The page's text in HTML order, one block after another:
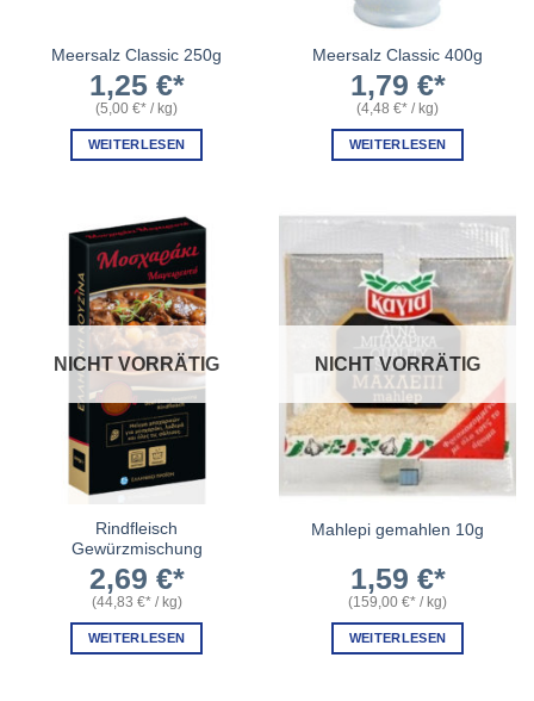
Meersalz Classic 250g
1,25 €
(5,00 € / kg)
WEITERLESEN
Meersalz Classic 400g
1,79 €
(4,48 € / kg)
WEITERLESEN
NICHT VORRÄTIG
Rindfleisch
Gewürzmischung
2,69 €
(44,83 € /kg)
WEITERLESEN
NICHT VORRÄTIG
Mahlepi gemahlen 10g
1,59 €
(159,00 € /kg)
WEITERLESEN